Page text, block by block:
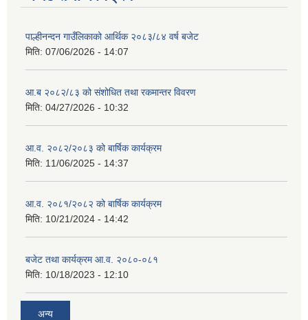
पाल्हीनन्दन गाउँलिकाको आर्थिक २०८३/८४ वर्ष बजेट
मिति: 07/06/2026 - 14:07
आ.ब २०८२/८३ को संशोधित तथा रकमान्तर विवरण
मिति: 04/27/2026 - 10:32
आ.व. २०८२/२०८३ को बार्षिक कार्यक्रम
मिति: 11/06/2025 - 14:37
आ.व. २०८१/२०८२ को बार्षिक कार्यक्रम
मिति: 10/21/2024 - 14:42
बजेट तथा कार्यक्रम आ.व. २०८०-०८१
मिति: 10/18/2023 - 12:10
अन्य